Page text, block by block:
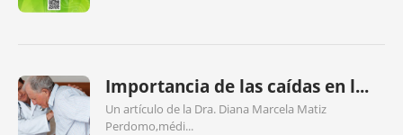
Importancia de las caídas en l...
Un artículo de la Dra. Diana Marcela Matiz
Perdomo,médi...